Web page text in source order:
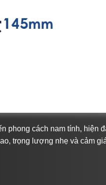
phong cách nam tính, hiện
trọng lượng nhẹ và cảm